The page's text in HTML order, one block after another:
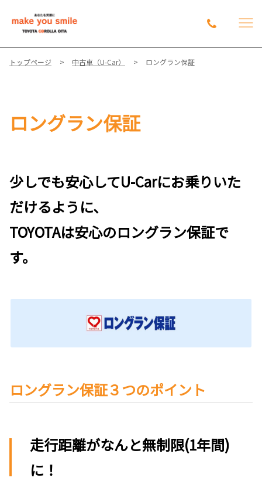
トップページ 中古車（U-Car） ロングラン保証
ロングラン保証
少しでも安心してU-Carにお乗りいた
だけるように、
TOYOTAは安心のロングラン保証で
す。
ロングラン保証３つのポイント
走行距離がなんと無制限(1年間)
に！